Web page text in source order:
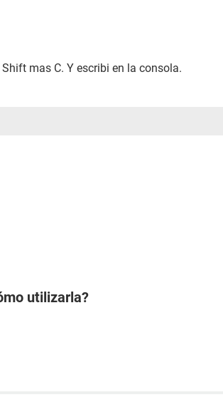
mas C. Y escribi en la consola.
utilizarla?